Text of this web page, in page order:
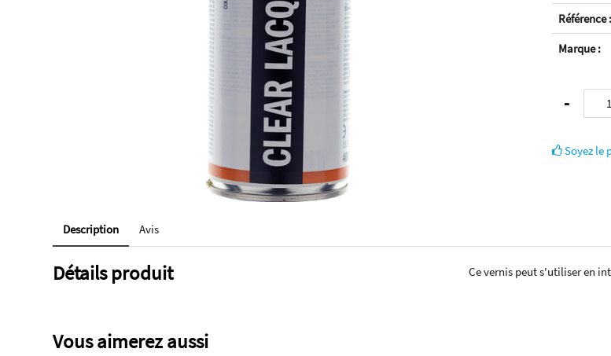
Référence :
Marque :
-
Soyez le
Description Avis
Détails produit Ce vernis peut s'utiliser en
Vous aimerez aussi